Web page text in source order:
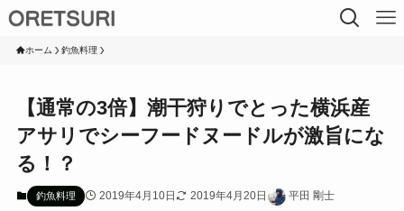
ホーム 釣魚料理
【通常の3倍】潮干狩りでとった横浜産
アサリでシーフードヌードルが激旨にな
る！？
釣魚料理 2019年4月10日 2019年4月20日 平田 剛士